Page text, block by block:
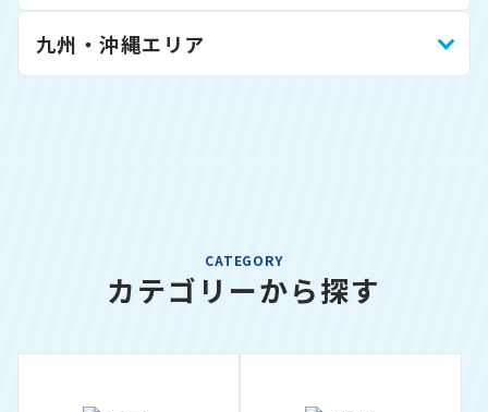
九州・沖縄エリア
CATEGORY
カテゴリーから探す